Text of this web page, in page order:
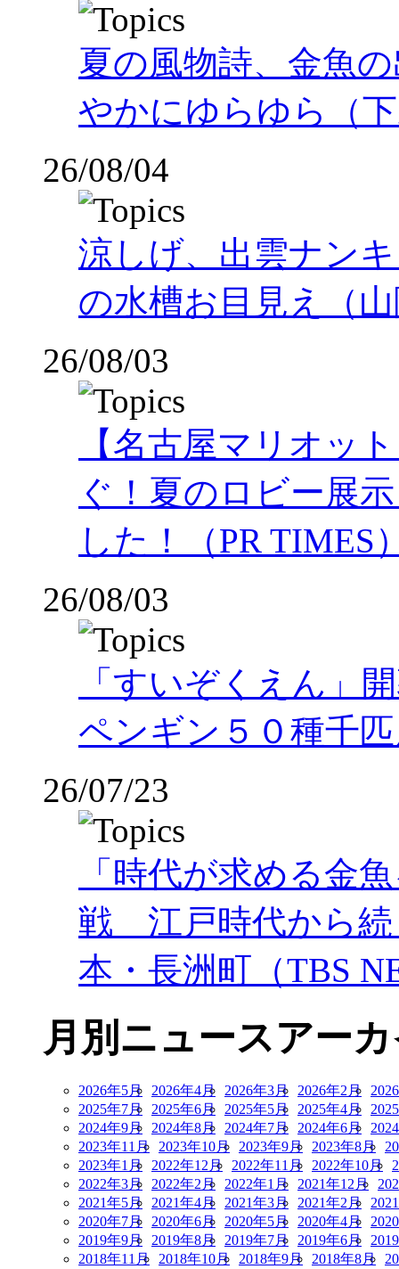
夏の風物詩、金魚
やかにゆらゆら（
26/08/04
涼しげ、出雲ナン
の水槽お目見え（
26/08/03
【名古屋マリオッ
ぐ！夏のロビー展
した！（PR TIMES
26/08/03
「すいぞくえん」
ペンギン５０種千
26/07/23
「時代が求める金
戦 江戸時代から
本・長洲町（TBS
月別ニュースアー
2026年5月 2026年4月 2026年3月 2026年2月
2025年7月
2025年6月 2025年5月 2025年4月
2024年9月
2024年8月 2024年7月 2024年6月
2023年11月
2023年10月 2023年9月 2023年8月
2023年1月
2022年12月 2022年11月 2022年10月
2022年3月
2022年2月 2022年1月 2021年12月
2021年5月
2021年4月 2021年3月 2021年2月
2020年7月
2020年6月 2020年5月 2020年4月
2019年9月
2019年8月 2019年7月 2019年6月
2018年11月
2018年10月 2018年9月 2018年8月